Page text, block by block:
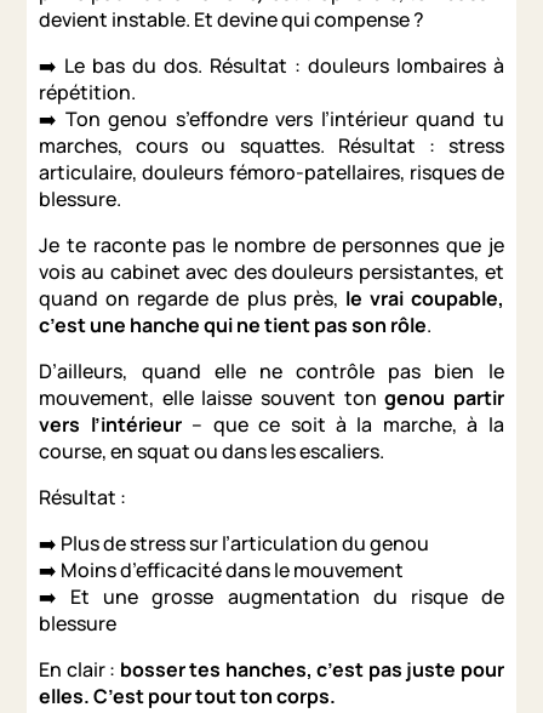
devient instable. Et devine qui compense ?
➡️ Le bas du dos. Résultat : douleurs lombaires à
répétition.
➡️ Ton genou s’effondre vers l’intérieur quand tu
marches, cours ou squattes. Résultat : stress
articulaire, douleurs fémoro-patellaires, risques de
blessure.
Je te raconte pas le nombre de personnes que je
vois au cabinet avec des douleurs persistantes, et
quand on regarde de plus près, le vrai coupable,
c’est une hanche qui ne tient pas son rôle.
D’ailleurs, quand elle ne contrôle pas bien le
mouvement, elle laisse souvent tongenou partir
vers l’intérieur– que ce soit à la marche, à la
course, en squat ou dans les escaliers.
Résultat :
➡️ Plus de stress sur l’articulation du genou
➡️ Moins d’efficacité dans le mouvement
➡️ Et une grosse augmentation du risque de
blessure
En clair : bosser tes hanches, c’est pas juste pour
elles. C’est pour tout ton corps.